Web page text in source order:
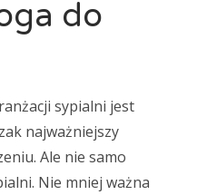
do
sypialni jest
najważniejszy
Ale nie samo
Nie mniej ważna